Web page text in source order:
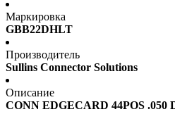
Маркировка
GBB22DHLT
Производитель
Sullins Connector Solutions
Описание
CONN EDGECARD 44POS .050